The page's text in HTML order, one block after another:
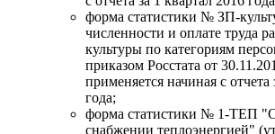
форма статистики № ЗП-
численности и оплате труда
культуры по категориям
приказом Росстата от
применяется начиная с отчета
года;
форма статистики № 1-ТЕП
снабжении теплоэнергией"